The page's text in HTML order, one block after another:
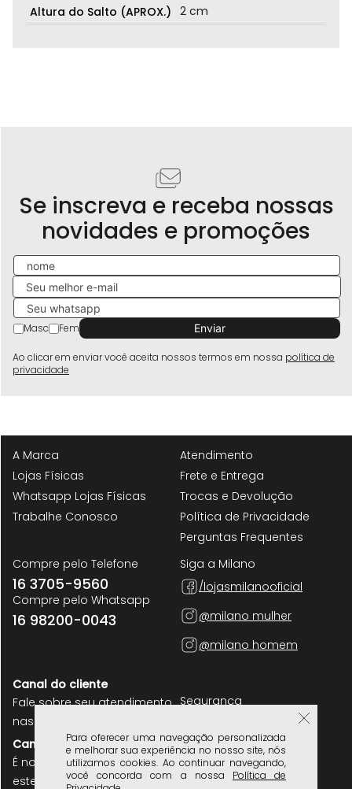
Para oferecer uma navegação personalizada
e melhorar sua experiência no nosso site, nós
utilizamos cookies. Ao continuar navegando,
você concorda com a nossa Política de
Altura do Salto (APROX.) 2 cm
Se inscreva e receba nossas
novidades e promoções
Masc Fem
Ao clicar em enviar você aceita nossos termos em nossa política de
privacidade
Produtos similares
Lojas Físicas
Whatsapp Lojas Físicas
Trabalhe Conosco
Atendimento
Frete e Entrega
Trocas e Devolução
Política de Privacidade
Perguntas Frequentes
16 3705-9560
Compre pelo Whatsapp
16 98200-0043
Siga a Milano
@milano mulher
@milano homem
Canal do cliente